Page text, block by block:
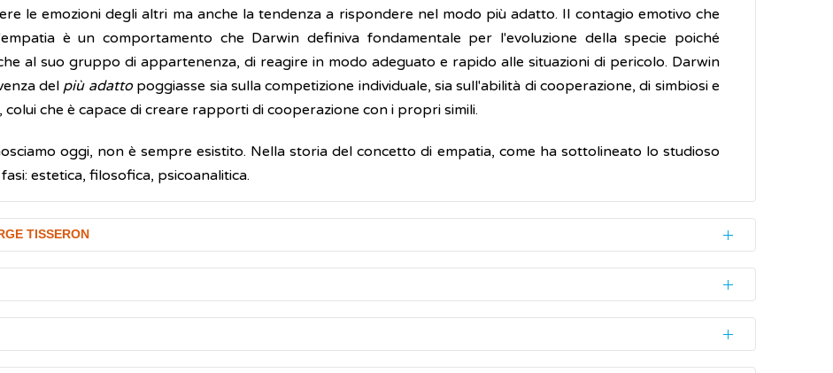
le emozioni degli altri ma anche la tendenza a rispondere nel modo più adatto. Il contagio emotivo che
è un comportamento che Darwin definiva fondamentale per l'evoluzione della specie poiché
al suo gruppo di appartenenza, di reagire in modo adeguato e rapido alle situazioni di pericolo. Darwin
del più adattopoggiasse sia sulla competizione individuale, sia sull'abilità di cooperazione, di simbiosi e
colui che è capace di creare rapporti di cooperazione con i propri simili.
oggi, non è sempre esistito. Nella storia del concetto di empatia, come ha sottolineato lo studioso
estetica, filosofica, psicoanalitica.
TISSERON
Tisseron presenta un modello di empatia di base, comune a tutte le persone e composto da quattro
dell'empatia:
proprio per mettere in risalto la loro particolarità̀ nel rispecchiare una specifica azione motoria nel